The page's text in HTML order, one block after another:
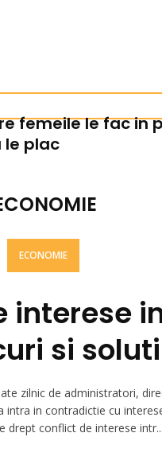
femeile le fac in
le plac
ECONOMIE
interese
si
zilnic de administratori,
intra in contradictie cu
drept conflict de interese intr...